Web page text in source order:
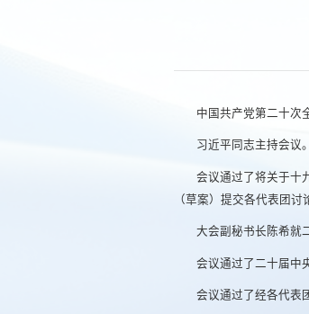
中国共产党第二十次
习近平同志主持会议。
会议通过了将关于十
（草案）提交各代表团讨
大会副秘书长陈希就
会议通过了二十届中
会议通过了经各代表